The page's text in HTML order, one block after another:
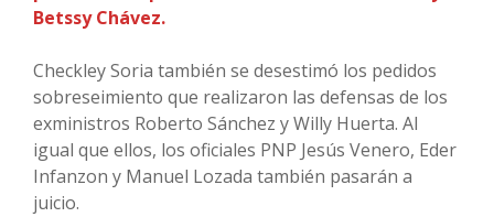
Betssy Chávez.
Checkley Soria también se desestimó los pedidos
sobreseimiento que realizaron las defensas de los
exministros Roberto Sánchez y Willy Huerta. Al
igual que ellos, los oficiales PNP Jesús Venero, Eder
Infanzon y Manuel Lozada también pasarán a
juicio.